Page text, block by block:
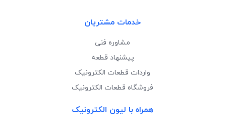
خدمات مشتریان
مشاوره فنی
پیشنهاد قطعه
واردات قطعات الکترونیک
فروشگاه قطعات الکترونیک
همراه با لیون الکترونیک